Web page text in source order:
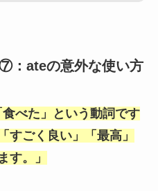
：ateの意外な使い方
食べた 」という動詞です
すごく良い」「 最高」
す。」